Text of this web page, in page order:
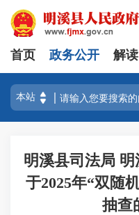
首页 政务公开 解
明溪县司法局
于2025年“双随
抽查